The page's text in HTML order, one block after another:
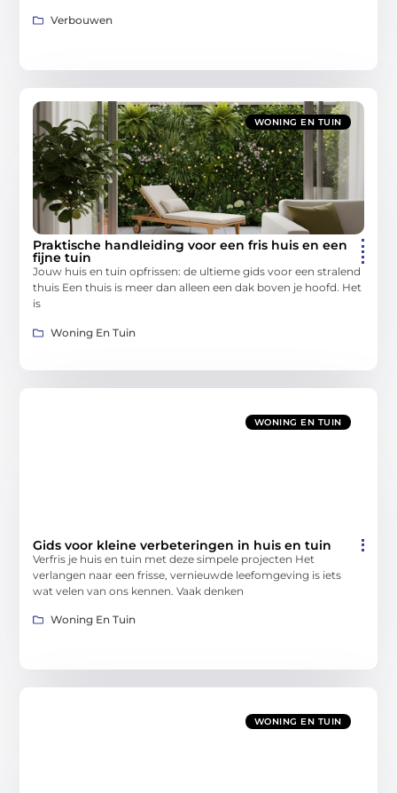
Verbouwen
WONING EN TUIN
Praktische handleiding voor een fris huis en een
fijne tuin
Jouw huis en tuin opfrissen: de ultieme gids voor een stralend
thuis Een thuis is meer dan alleen een dak boven je hoofd. Het
is
Woning En Tuin
WONING EN TUIN
Gids voor kleine verbeteringen in huis en tuin
Verfris je huis en tuin met deze simpele projecten Het
verlangen naar een frisse, vernieuwde leefomgeving is iets
wat velen van ons kennen. Vaak denken
Woning En Tuin
WONING EN TUIN